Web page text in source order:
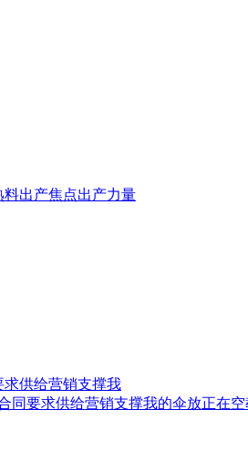
料出产焦点出产力量
供给营销支撑我
同要求供给营销支撑我的伞放正在